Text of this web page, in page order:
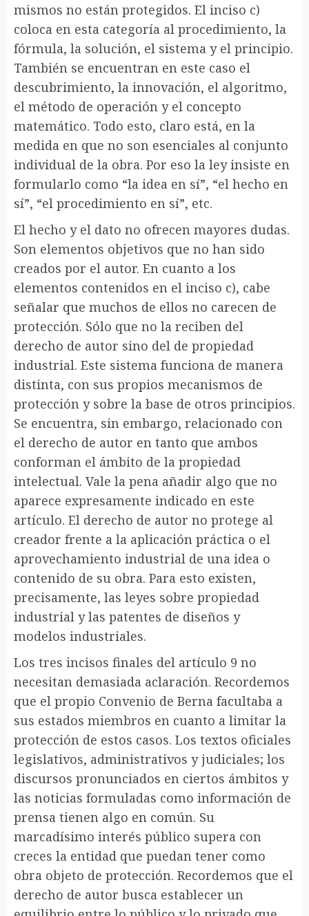
mismos no están protegidos. El inciso c)
coloca en esta categoría al procedimiento, la
fórmula, la solución, el sistema y el principio.
También se encuentran en este caso el
descubrimiento, la innovación, el algoritmo,
el método de operación y el concepto
matemático. Todo esto, claro está, en la
medida en que no son esenciales al conjunto
individual de la obra. Por eso la ley insiste en
formularlo como “la idea en sí”, “el hecho en
sí”, “el procedimiento en sí”, etc.
El hecho y el dato no ofrecen mayores dudas.
Son elementos objetivos que no han sido
creados por el autor. En cuanto a los
elementos contenidos en el inciso c), cabe
señalar que muchos de ellos no carecen de
protección. Sólo que no la reciben del
derecho de autor sino del de propiedad
industrial. Este sistema funciona de manera
distinta, con sus propios mecanismos de
protección y sobre la base de otros principios.
Se encuentra, sin embargo, relacionado con
el derecho de autor en tanto que ambos
conforman el ámbito de la propiedad
intelectual. Vale la pena añadir algo que no
aparece expresamente indicado en este
artículo. El derecho de autor no protege al
creador frente a la aplicación práctica o el
aprovechamiento industrial de una idea o
contenido de su obra. Para esto existen,
precisamente, las leyes sobre propiedad
industrial y las patentes de diseños y
modelos industriales.
Los tres incisos finales del artículo 9 no
necesitan demasiada aclaración. Recordemos
que el propio Convenio de Berna facultaba a
sus estados miembros en cuanto a limitar la
protección de estos casos. Los textos oficiales
legislativos, administrativos y judiciales; los
discursos pronunciados en ciertos ámbitos y
las noticias formuladas como información de
prensa tienen algo en común. Su
marcadísimo interés público supera con
creces la entidad que puedan tener como
obra objeto de protección. Recordemos que el
derecho de autor busca establecer un